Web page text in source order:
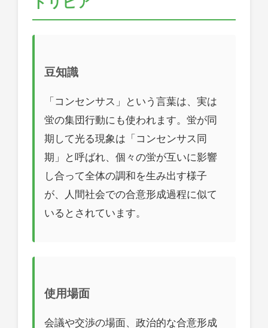
豆知識
「コンセンサス」という言葉は、実は
蛍の集団行動にも使われます。蛍が同
期して光る現象は「コンセンサス同
期」と呼ばれ、個々の蛍が互いに影響
し合って全体の調和を生み出す様子
が、人間社会での合意形成過程に似て
いるとされています。
使用場面
会議や交渉の場面、政治的な合意形成